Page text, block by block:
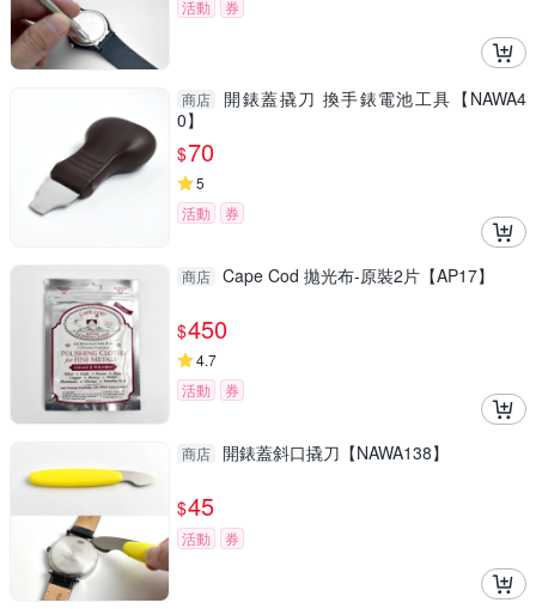
活動 券
商店
開錶蓋撬刀 換手錶電池工具【NAWA4
0】
$70
5
活動
券
商店 Cape Cod 拋光布-原裝2片【AP17】
$450
4.7
活動
券
商店 開錶蓋斜口撬刀【NAWA138】
$45
活動 券